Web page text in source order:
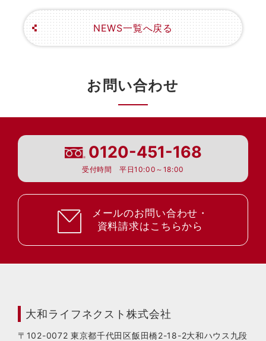
NEWS一覧へ戻る
お問い合わせ
0120-451-168
受付時間 平日10:00～18:00
メールのお問い合わせ・
資料請求はこちらから
大和ライフネクスト株式会社
〒102-0072 東京都千代田区飯田橋2-18-2大和ハウス九段